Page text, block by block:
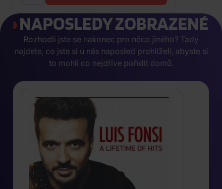
NAPOSLEDY ZOBRAZENÉ
Rozhodli jste se nakonec pro něco jiného? Tady
najdete, co jste si u nás naposled prohlíželi, abyste si
to mohli co nejdříve pořídit domů.